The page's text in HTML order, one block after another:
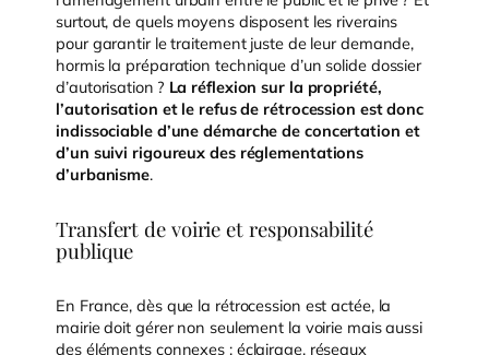
surtout, de quels moyens disposent les riverains
pour garantir le traitement juste de leur demande,
hormis la préparation technique d’un solide dossier
d’autorisation ? La réflexion sur la propriété,
l’autorisation et le refus de rétrocession est donc
indissociable d’une démarche de concertation et
d’un suivi rigoureux des réglementations
d’urbanisme.
Transfert de voirie et responsabilité
publique
En France, dès que la rétrocession est actée, la
mairie doit gérer non seulement la voirie mais aussi
des éléments connexes : éclairage, réseaux